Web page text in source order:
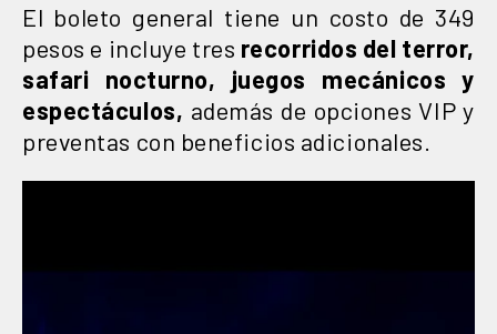
El boleto general tiene un costo de 349
pesos e incluye tres recorridos del terror,
safari nocturno, juegos mecánicos y
espectáculos, además de opciones VIP y
preventas con beneficios adicionales.